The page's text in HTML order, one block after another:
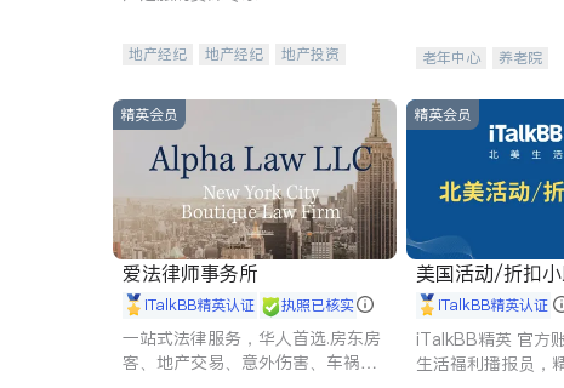
地产经纪 地产经纪
地产投资
老年中心 养老院
精英会员
爱法律师事务所
iTalkBB精英认证 执照已核实
一站式法律服务，华人首选.房东房
客、地产交易、意外伤害、车祸重
精英会员
美国活动/折扣
iTalkBB精英认证
iTalkBB精英 官方
生活福利播报员，